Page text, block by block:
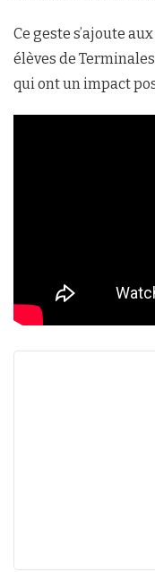
Ce geste s’ajoute
élèves de
qui ont un impact